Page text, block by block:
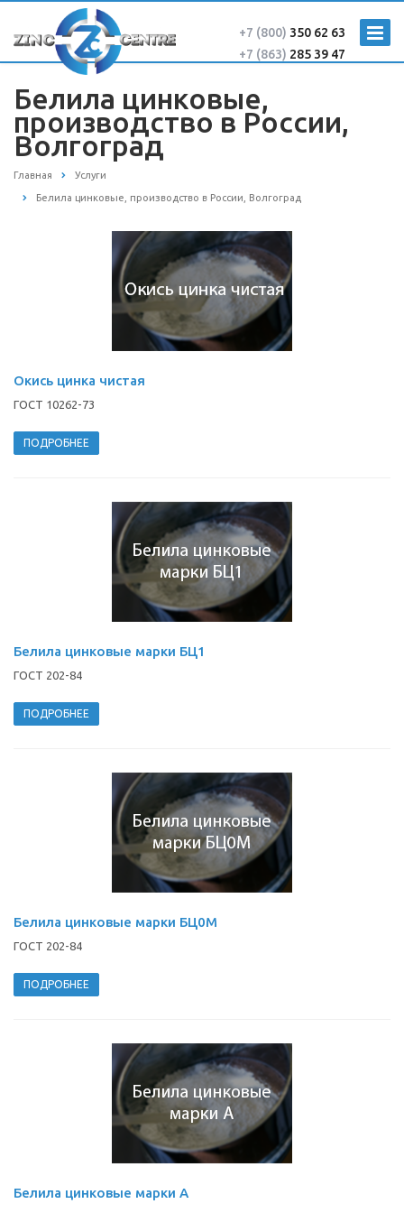
+7 (800) 350 62 63
+7 (863) 285 39 47
Белила цинковые,
производство в России,
Волгоград
Главная Услуги
Белила цинковые, производство в России, Волгоград
Окись цинка чистая
ГОСТ 10262-73
ПОДРОБНЕЕ
Белила цинковые марки БЦ1
ГОСТ 202-84
ПОДРОБНЕЕ
Белила цинковые марки БЦ0М
ГОСТ 202-84
ПОДРОБНЕЕ
Белила цинковые марки А